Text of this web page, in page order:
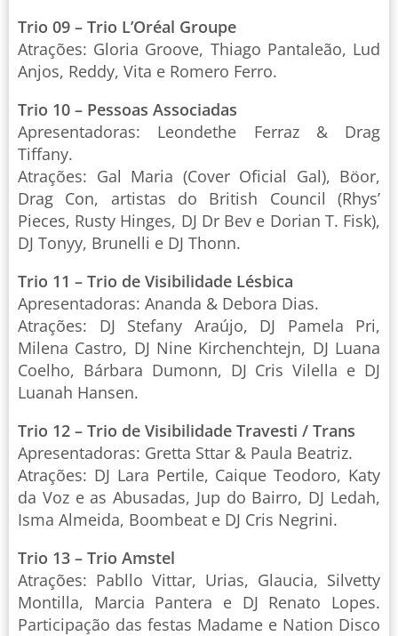
Trio 09 – Trio L’Oréal Groupe
Atrações: Gloria Groove, Thiago Pantaleão, Lud
Anjos, Reddy, Vita e Romero Ferro.
Trio 10 – Pessoas Associadas
Apresentadoras: Leondethe Ferraz & Drag
Tiffany.
Atrações: Gal Maria (Cover Oficial Gal), Böor,
Drag Con, artistas do British Council (Rhys’
Pieces, Rusty Hinges, DJ Dr Bev e Dorian T. Fisk),
DJ Tonyy, Brunelli e DJ Thonn.
Trio 11 – Trio de Visibilidade Lésbica
Apresentadoras: Ananda & Debora Dias.
Atrações: DJ Stefany Araújo, DJ Pamela Pri,
Milena Castro, DJ Nine Kirchenchtejn, DJ Luana
Coelho, Bárbara Dumonn, DJ Cris Vilella e DJ
Luanah Hansen.
Trio 12 – Trio de Visibilidade Travesti / Trans
Apresentadoras: Gretta Sttar & Paula Beatriz.
Atrações: DJ Lara Pertile, Caique Teodoro, Katy
da Voz e as Abusadas, Jup do Bairro, DJ Ledah,
Isma Almeida, Boombeat e DJ Cris Negrini.
Trio 13 – Trio Amstel
Atrações: Pabllo Vittar, Urias, Glaucia, Silvetty
Montilla, Marcia Pantera e DJ Renato Lopes.
Participação das festas Madame e Nation Disco